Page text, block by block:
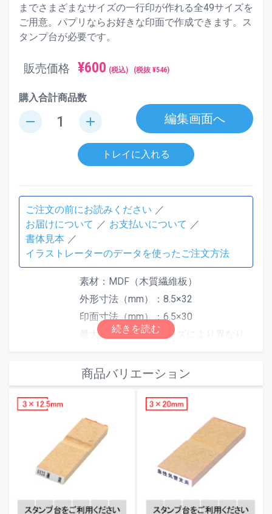
までさまざまなサイズの一行印が作れる全49サイズを
ご用意。パプリならお好きな印面で作成できます。ス
タンプ台が必要です。
販売価格 ¥600 (税込) (税抜 ¥546)
購入合計商品数
remove add 編集画面へ
トレイに入れる
ご注文の前にお読みください
お届けについて
お支払いについて
書体見本
イラストレーターのデータを使ったご注文方法
仕様
素材：MDF（木質繊維板）
外形寸法（mm）：8.5×32
印面寸法（mm）：6.5×30
最大文字数は印面サイズにより異なり
文字数またはサイズを調整してくださ
別途スタンプ台をご使用ください。ス
タンプ台は
からご注文いただけ
ます。
※ゴム印の特性上、余白にインクが付
着しますと押印時にインクが写りこん
でしまう可能性がございますので予め
ご承知おきください。
商品バリエーション